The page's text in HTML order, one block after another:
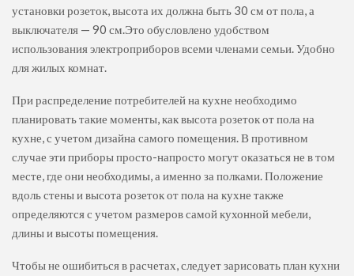
установки розеток, высота их должна быть 30 см от пола, а
выключателя — 90 см.Это обусловлено удобством
использования электроприборов всеми членами семьи. Удобно
для жилых комнат.
При распределение потребителей на кухне необходимо
планировать такие моменты, как высота розеток от пола на
кухне, с учетом дизайна самого помещения. В противном
случае эти приборы просто-напросто могут оказаться не в том
месте, где они необходимы, а именно за полками. Положение
вдоль стены и высота розеток от пола на кухне также
определяются с учетом размеров самой кухонной мебели,
длины и высоты помещения.
Чтобы не ошибиться в расчетах, следует зарисовать план кухни